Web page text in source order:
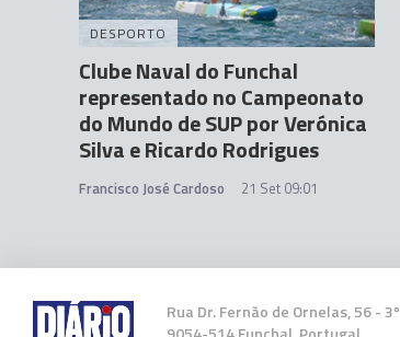
DESPORTO
Clube Naval do Funchal
representado no Campeonato
do Mundo de SUP por Verónica
Silva e Ricardo Rodrigues
Francisco José Cardoso 21 Set 09:01
Rua Dr. Fernão de Ornelas, 56 - 3º